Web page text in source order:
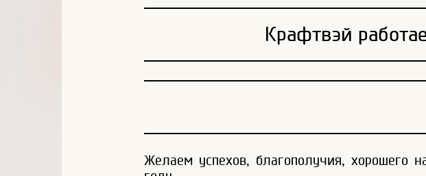
Крафтвэй
Желаем успехов, благополучия, хорошего